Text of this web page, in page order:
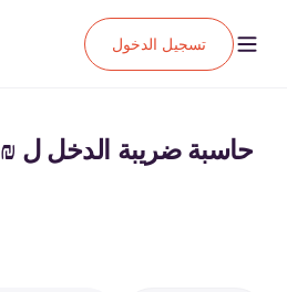
تسجيل الدخول